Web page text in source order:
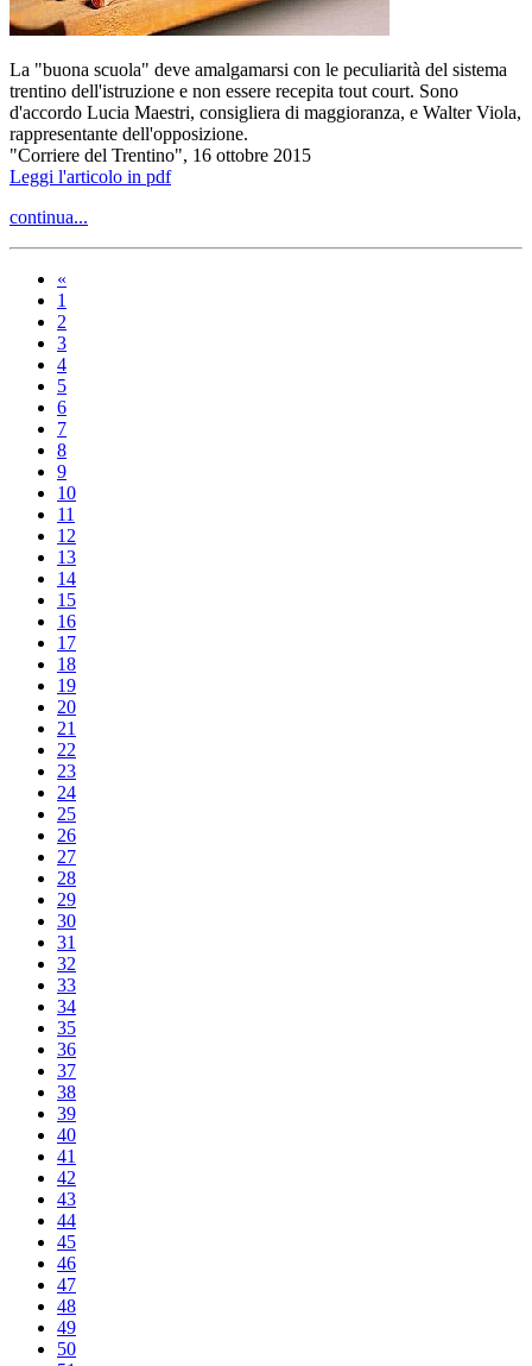
La "buona scuola" deve amalgamarsi con le peculiarità del sistema
trentino dell'istruzione e non essere recepita tout court. Sono
d'accordo Lucia Maestri, consigliera di maggioranza, e Walter Viola,
rappresentante dell'opposizione.
"Corriere del Trentino", 16 ottobre 2015
Leggi l'articolo in pdf
continua...
«
1
2
3
4
5
6
7
8
9
10
11
12
13
14
15
16
17
18
19
20
21
22
23
24
25
26
27
28
29
30
31
32
33
34
35
36
37
38
39
40
41
42
43
44
45
46
47
48
49
50